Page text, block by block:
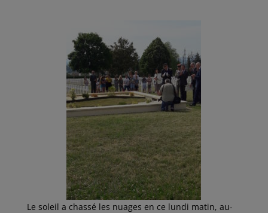
Le soleil a chassé les nuages en ce lundi matin, au-